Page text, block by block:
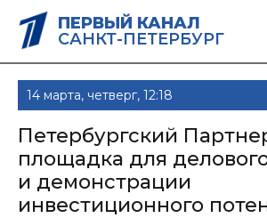
ПЕРВЫЙ КАНАЛ
САНКТ-ПЕТЕРБУРГ
14 марта, четверг, 12:18
Петербургский
площадка для
и демонстрации
инвестиционного